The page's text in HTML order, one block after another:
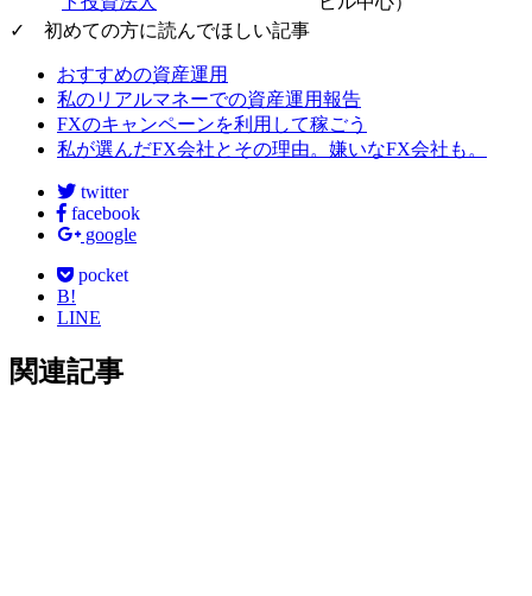
✓ 初めての方に読んでほしい記事
おすすめの資産運用
私のリアルマネーでの資産運用報告
FXのキャンペーンを利用して稼ごう
私が選んだFX会社とその理由。嫌いなFX会社も。
twitter
facebook
google
pocket
B!
LINE
関連記事